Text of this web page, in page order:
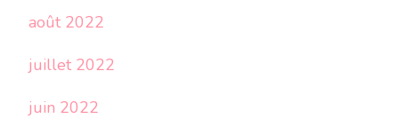
août 2022
juillet 2022
juin 2022